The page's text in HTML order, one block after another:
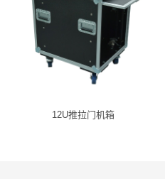
12U推拉门机箱